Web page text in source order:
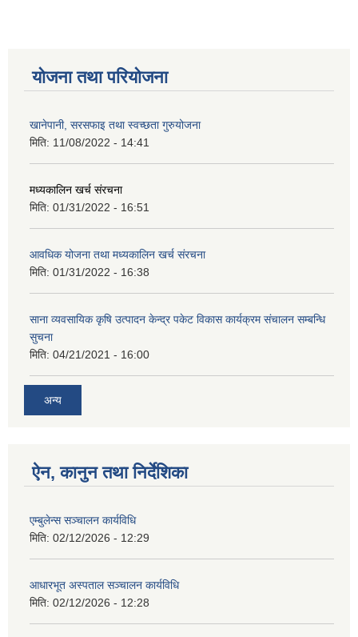
योजना तथा परियोजना
खानेपानी, सरसफाइ तथा स्वच्छता गुरुयोजना
मिति: 11/08/2022 - 14:41
मध्यकालिन खर्च संरचना
मिति: 01/31/2022 - 16:51
आवधिक योजना तथा मध्यकालिन खर्च संरचना
मिति: 01/31/2022 - 16:38
साना व्यवसायिक कृषि उत्पादन केन्द्र पकेट विकास कार्यक्रम संचालन सम्बन्धि
सुचना
मिति: 04/21/2021 - 16:00
अन्य
ऐन, कानुन तथा निर्देशिका
एम्बुलेन्स सञ्चालन कार्यविधि
मिति: 02/12/2026 - 12:29
आधारभूत अस्पताल सञ्चालन कार्यविधि
मिति: 02/12/2026 - 12:28